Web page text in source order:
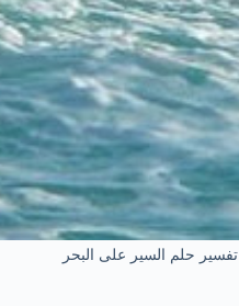
تفسير حلم السير على البحر